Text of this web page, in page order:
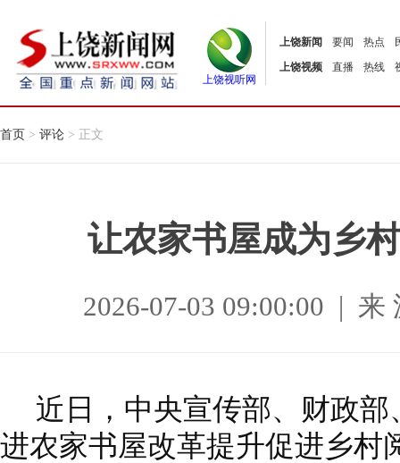
上饶视听网
上饶新闻 要闻 热点
上饶视频
直播 热线
首页 > 评论 > 正文
让农家书屋成为乡
2026-07-03 09:00:00 |
近日，中央宣传部、财政
进农家书屋改革提升促进乡村